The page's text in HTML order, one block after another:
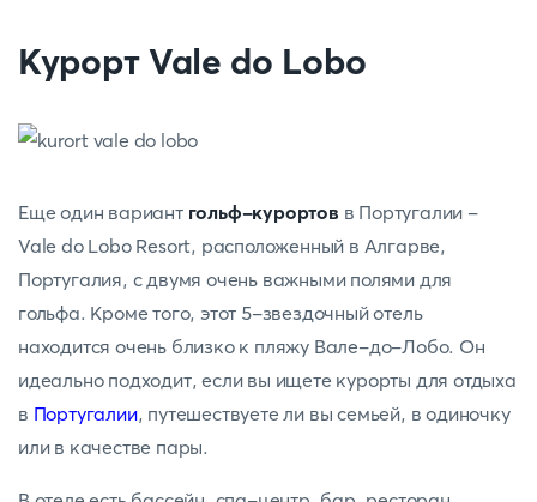
Курорт Vale do Lobo
Еще один вариант гольф-курортов в Португалии -
Vale do Lobo Resort, расположенный в Алгарве,
Португалия, с двумя очень важными полями для
гольфа. Кроме того, этот 5-звездочный отель
находится очень близко к пляжу Вале-до-Лобо. Он
идеально подходит, если вы ищете курорты для отдыха
в Португалии, путешествуете ли вы семьей, в одиночку
или в качестве пары.